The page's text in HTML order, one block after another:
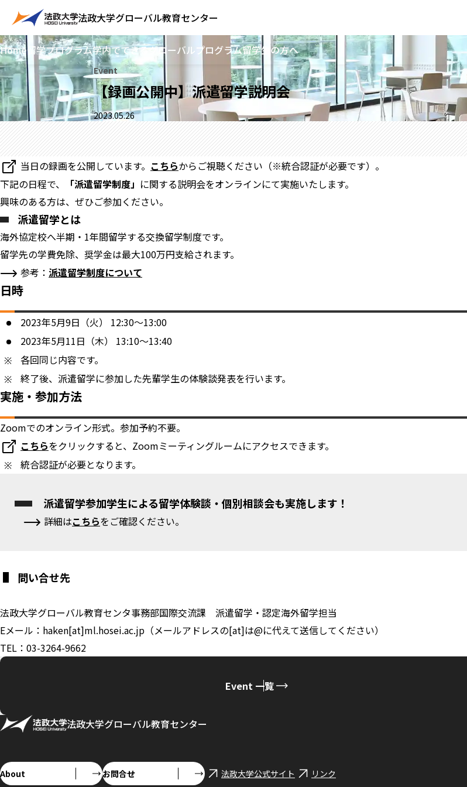
法政大学グローバル教育センター
Home留学プログラム学内でできるグローバルプログラム留学生の方へ
Event
【録画公開中】派遣留学説明会
2023.05.26
当日の録画を公開しています。 こちらからご視聴ください（※統合認証が必要です）。
下記の日程で、
「派遣留学制度」 に関する説明会をオンラインにて実施いたします。
興味のある方は、ぜひご参加ください。
派遣留学とは
海外協定校へ半期・1年間留学する交換留学制度です。
留学先の学費免除、奨学金は最大100万円支給されます。
参考： 派遣留学制度について
日時
2023年5月9日（火） 12:30〜13:00
2023年5月11日（木） 13:10〜13:40
各回同じ内容です。
終了後、派遣留学に参加した先輩学生の体験談発表を行います。
実施・参加方法
Zoomでのオンライン形式。参加予約不要。
こちらをクリックすると、Zoomミーティングルームにアクセスできます。
統合認証が必要となります。
派遣留学参加学生による留学体験談・個別相談会も実施します！
詳細はこちらをご確認ください。
問い合せ先
法政大学グローバル教育センタ事務部国際交流課 派遣留学・認定海外留学担当
Eメール：haken[at]ml.hosei.ac.jp（メールアドレスの[at]は@に代えて送信してください）
TEL：03-3264-9662
Event 一覧
法政大学グローバル教育センター
About お問合せ 法政大学公式サイト リンク